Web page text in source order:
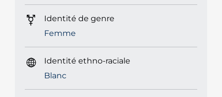
Identité de genre
Femme
Identité ethno-raciale
Blanc